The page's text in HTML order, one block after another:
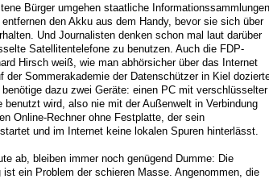
Bürger umgehen staatliche
den Akku aus dem Handy, bevor sie sich über
Und Journalisten denken schon mal laut darüber
Satellitentelefone zu benutzen. Auch die FDP-
Hirsch weiß, wie man abhörsicher über das Internet
der Sommerakademie der Datenschützer in Kiel
dazu zwei Geräte: einen PC mit verschlüsselter
benutzt wird, also nie mit der Außenwelt in Verbindung
Online-Rechner ohne Festplatte, der sein
und im Internet keine lokalen Spuren hinterlässt.
ab, bleiben immer noch genügend Dumme: Die
ist ein Problem der schieren Masse. Angenommen, die